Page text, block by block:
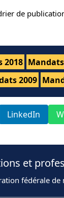
de
2018
2009
LinkedIn
et
fédérale